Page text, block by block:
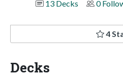
13 Decks
0
4
Decks